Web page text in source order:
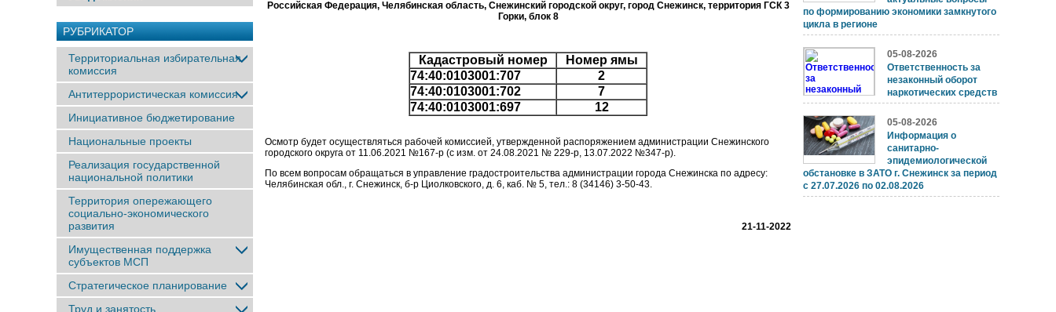
РУБРИКАТОР
Территориальная избирательная
комиссия
Антитеррористическая комиссия
Инициативное бюджетирование
Национальные проекты
Реализация государственной
национальной политики
Территория опережающего
социально-экономического
развития
Имущественная поддержка
субъектов МСП
Стратегическое планирование
Труд и занятость
Российская Федерация, Челябинская область, Снежинский городской округ, город Снежинск, территория ГСК 3
Горки, блок 8
Кадастровый номер
Номер ямы
74:40:0103001:707
2
74:40:0103001:702
7
74:40:0103001:697
12
Осмотр будет осуществляться рабочей комиссией, утвержденной распоряжением администрации Снежинского
городского округа от 11.06.2021 №167-р (с изм. от 24.08.2021 № 229-р, 13.07.2022 №347-р).
По всем вопросам обращаться в управление градостроительства администрации города Снежинска по адресу:
Челябинская обл., г. Снежинск, б-р Циолковского, д. 6, каб. № 5, тел.: 8 (34146) 3-50-43.
21-11-2022
по формированию экономики замкнутого
цикла в регионе
05-08-2026
Ответственность за
незаконный оборот
наркотических средств
05-08-2026
Информация о
санитарно-
эпидемиологической
обстановке в ЗАТО г. Снежинск за период
с 27.07.2026 по 02.08.2026